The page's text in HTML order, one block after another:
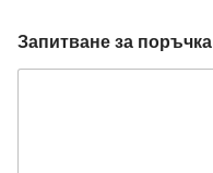
ш
и
Запитване за поръчка